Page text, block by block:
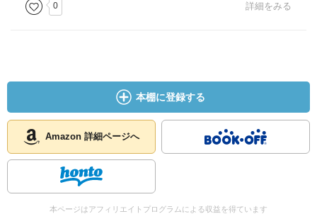
0 詳細をみる
本棚に登録する
Amazon 詳細ページへ
本ページはアフィリエイトプログラムによる収益を得ています